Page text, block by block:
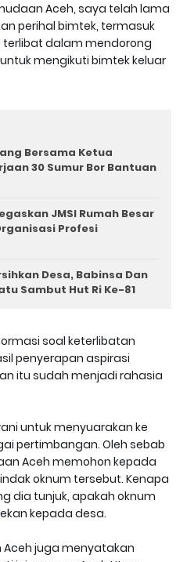
Aceh, saya telah lama
perihal bimtek, termasuk
terlibat dalam mendorong
mengikuti bimtek keluar
Bersama Ketua
30 Sumur Bor Bantuan
JMSI Rumah Besar
Profesi
Desa, Babinsa Dan
Sambut Hut Ri Ke-81
soal keterlibatan
penyerapan aspirasi
itu sudah menjadi rahasia
untuk menyuarakan ke
pertimbangan. Oleh sebab
Aceh memohon kepada
oknum tersebut. Kenapa
dia tunjuk, apakah oknum
kepada desa.
Aceh juga menyatakan